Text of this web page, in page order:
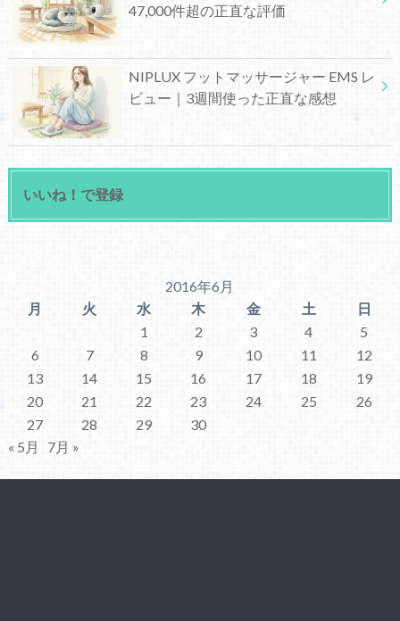
47,000件超の正直な評価
NIPLUX フットマッサージャー EMS レ
ビュー｜3週間使った正直な感想
いいね！で登録
2016年6月
月
火 水 木 金 土
日
1
2 3 4
5
6
7 8 9 10 11
12
13
14 15 16 17 18
19
20
21 22 23 24 25
26
27
28 29
30
« 5月
7月 »